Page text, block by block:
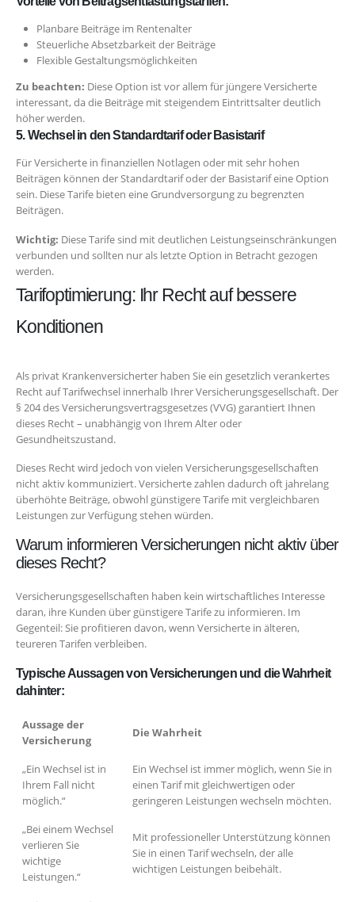
Planbare Beiträge im Rentenalter
Steuerliche Absetzbarkeit der Beiträge
Flexible Gestaltungsmöglichkeiten
Zu beachten: Diese Option ist vor allem für jüngere Versicherte
interessant, da die Beiträge mit steigendem Eintrittsalter deutlich
höher werden.
5. Wechsel in den Standardtarif oder Basistarif
Für Versicherte in finanziellen Notlagen oder mit sehr hohen
Beiträgen können der Standardtarif oder der Basistarif eine Option
sein. Diese Tarife bieten eine Grundversorgung zu begrenzten
Beiträgen.
Wichtig: Diese Tarife sind mit deutlichen Leistungseinschränkungen
verbunden und sollten nur als letzte Option in Betracht gezogen
werden.
Tarifoptimierung: Ihr Recht auf bessere
Konditionen
Als privat Krankenversicherter haben Sie ein gesetzlich verankertes
Recht auf Tarifwechsel innerhalb Ihrer Versicherungsgesellschaft. Der
§ 204 des Versicherungsvertragsgesetzes (VVG) garantiert Ihnen
dieses Recht – unabhängig von Ihrem Alter oder
Gesundheitszustand.
Dieses Recht wird jedoch von vielen Versicherungsgesellschaften
nicht aktiv kommuniziert. Versicherte zahlen dadurch oft jahrelang
überhöhte Beiträge, obwohl günstigere Tarife mit vergleichbaren
Leistungen zur Verfügung stehen würden.
Warum informieren Versicherungen nicht aktiv über
dieses Recht?
Versicherungsgesellschaften haben kein wirtschaftliches Interesse
daran, ihre Kunden über günstigere Tarife zu informieren. Im
Gegenteil: Sie profitieren davon, wenn Versicherte in älteren,
teureren Tarifen verbleiben.
Typische Aussagen von Versicherungen und die Wahrheit
dahinter:
Aussage der
Versicherung
Die Wahrheit
„Ein Wechsel ist in
Ihrem Fall nicht
möglich.“
Ein Wechsel ist immer möglich, wenn Sie in
einen Tarif mit gleichwertigen oder
geringeren Leistungen wechseln möchten.
„Bei einem Wechsel
verlieren Sie
wichtige
Leistungen.“
Mit professioneller Unterstützung können
Sie in einen Tarif wechseln, der alle
wichtigen Leistungen beibehält.